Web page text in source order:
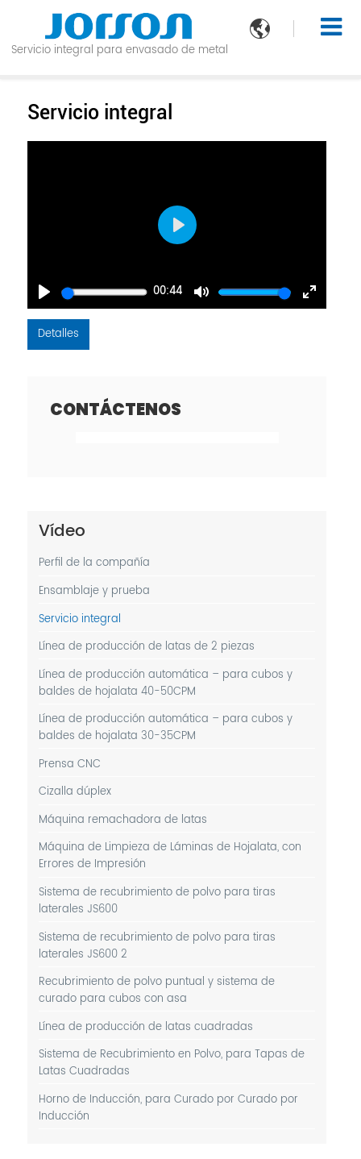

Servicio integral para envasado de metal
Servicio integral
Play
00:44
Mute
Enter
Play
Detalles
CONTÁCTENOS
Vídeo
Perfil de la compañía
Ensamblaje y prueba
Servicio integral
Línea de producción de latas de 2 piezas
Línea de producción automática – para cubos y
baldes de hojalata 40-50CPM
Línea de producción automática – para cubos y
baldes de hojalata 30-35CPM
Prensa CNC
Cizalla dúplex
Máquina remachadora de latas
Máquina de Limpieza de Láminas de Hojalata, con
Errores de Impresión
Sistema de recubrimiento de polvo para tiras
laterales JS600
Sistema de recubrimiento de polvo para tiras
laterales JS600 2
Recubrimiento de polvo puntual y sistema de
curado para cubos con asa
Línea de producción de latas cuadradas
Sistema de Recubrimiento en Polvo, para Tapas de
Latas Cuadradas
Horno de Inducción, para Curado por Curado por
Inducción